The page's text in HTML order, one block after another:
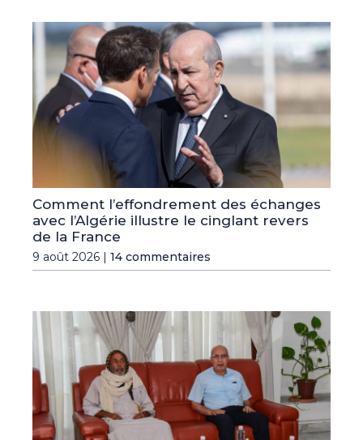
Comment l’effondrement des échanges
avec l’Algérie illustre le cinglant revers
de la France
9 août 2026 | 14 commentaires